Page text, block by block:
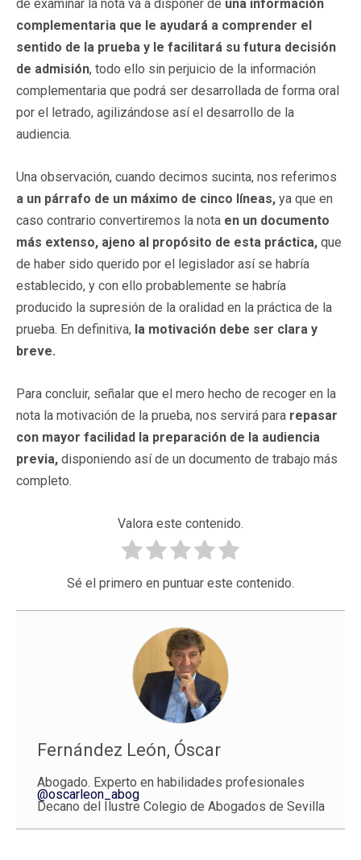
de examinar la nota va a disponer de una información
complementaria que le ayudará a comprender el
sentido de la prueba y le facilitará su futura decisión
de admisión, todo ello sin perjuicio de la información
complementaria que podrá ser desarrollada de forma oral
por el letrado, agilizándose así el desarrollo de la
audiencia.
Una observación, cuando decimos sucinta, nos referimos
a un párrafo de un máximo de cinco líneas, ya que en
caso contrario convertiremos la nota en un documento
más extenso, ajeno al propósito de esta práctica, que
de haber sido querido por el legislador así se habría
establecido, y con ello probablemente se habría
producido la supresión de la oralidad en la práctica de la
prueba. En definitiva, la motivación debe ser clara y
breve.
Para concluir, señalar que el mero hecho de recoger en la
nota la motivación de la prueba, nos servirá para repasar
con mayor facilidad la preparación de la audiencia
previa, disponiendo así de un documento de trabajo más
completo.
Valora este contenido.
Sé el primero en puntuar este contenido.
Fernández León, Óscar
Abogado. Experto en habilidades profesionales
@oscarleon_abog
Decano del Ilustre Colegio de Abogados de Sevilla